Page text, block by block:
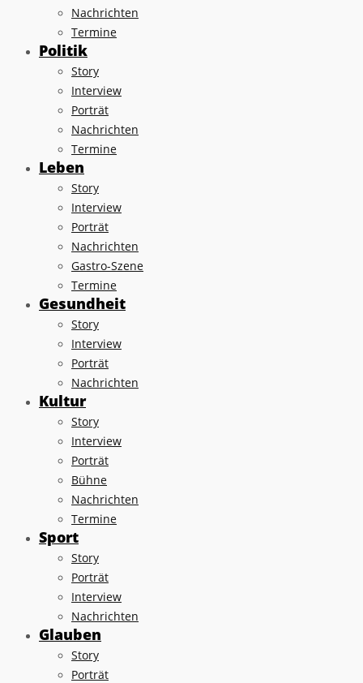
Nachrichten
Termine
Politik
Story
Interview
Porträt
Nachrichten
Termine
Leben
Story
Interview
Porträt
Nachrichten
Gastro-Szene
Termine
Gesundheit
Story
Interview
Porträt
Nachrichten
Kultur
Story
Interview
Porträt
Bühne
Nachrichten
Termine
Sport
Story
Porträt
Interview
Nachrichten
Glauben
Story
Porträt